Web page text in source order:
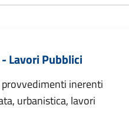
Lavori Pubblici
inerenti
urbanistica, lavori